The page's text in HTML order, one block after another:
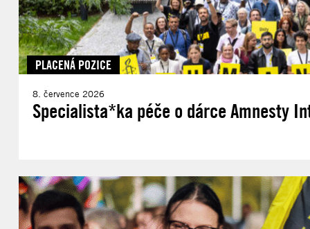
PLACENÁ POZICE
8. července 2026
Specialista*ka péče o dárce Amnesty